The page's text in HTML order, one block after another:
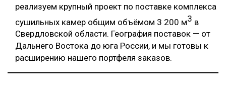
реализуем крупный проект по поставке комплекса
сушильных камер общим объёмом 3 200 м3 в
Свердловской области. География поставок — от
Дальнего Востока до юга России, и мы готовы к
расширению нашего портфеля заказов.